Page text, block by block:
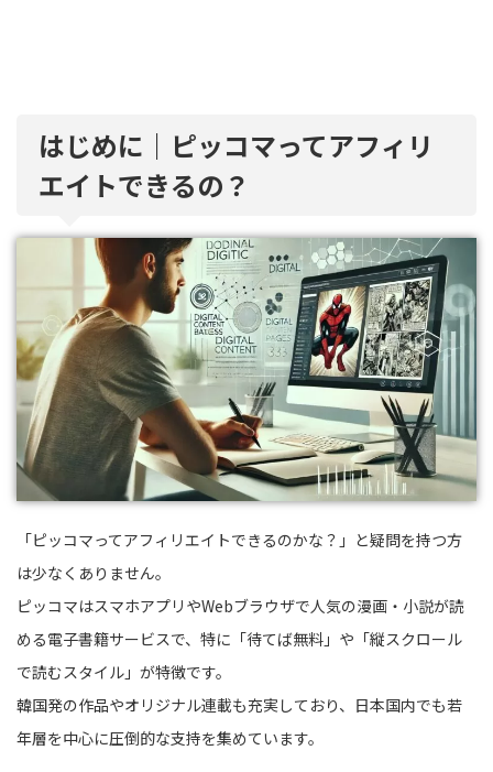
はじめに｜ピッコマってアフィリ
エイトできるの？
「ピッコマってアフィリエイトできるのかな？」と疑問を持つ方
は少なくありません。
ピッコマはスマホアプリやWebブラウザで人気の漫画・小説が読
める電子書籍サービスで、特に「待てば無料」や「縦スクロール
で読むスタイル」が特徴です。
韓国発の作品やオリジナル連載も充実しており、日本国内でも若
年層を中心に圧倒的な支持を集めています。